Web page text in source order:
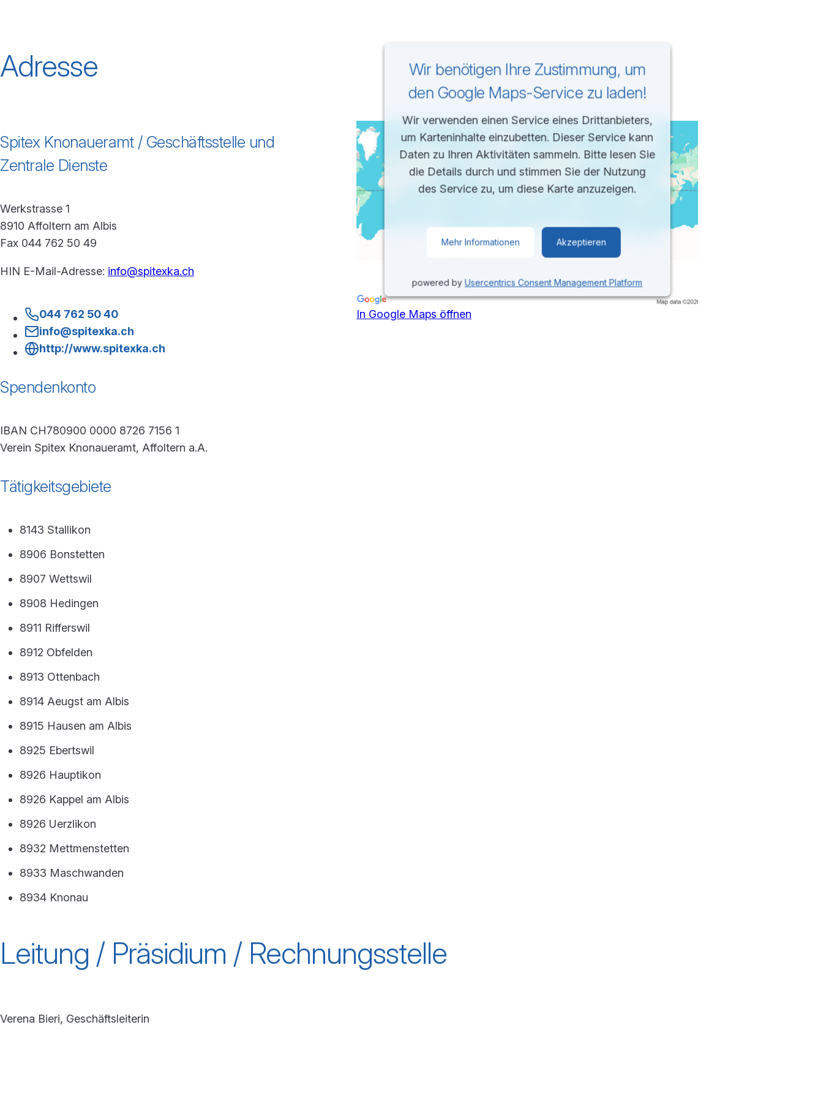
Adresse
Spitex Knonaueramt / Geschäftsstelle und
Zentrale Dienste
Werkstrasse 1
8910 Affoltern am Albis
Fax 044 762 50 49
HIN E-Mail-Adresse: info@spitexka.ch
044 762 50 40
info@spitexka.ch
http://www.spitexka.ch
Spendenkonto
IBAN CH780900 0000 8726 7156 1
Verein Spitex Knonaueramt, Affoltern a.A.
Tätigkeitsgebiete
8143 Stallikon
8906 Bonstetten
8907 Wettswil
8908 Hedingen
8911 Rifferswil
8912 Obfelden
8913 Ottenbach
8914 Aeugst am Albis
8915 Hausen am Albis
8925 Ebertswil
8926 Hauptikon
8926 Kappel am Albis
8926 Uerzlikon
8932 Mettmenstetten
8933 Maschwanden
8934 Knonau
Wir benötigen Ihre Zustimmung, um
den Google Maps-Service zu laden!
Wir verwenden einen Service eines Drittanbieters,
um Karteninhalte einzubetten. Dieser Service kann
Daten zu Ihren Aktivitäten sammeln. Bitte lesen Sie
die Details durch und stimmen Sie der Nutzung
des Service zu, um diese Karte anzuzeigen.
Mehr Informationen Akzeptieren
powered by Usercentrics Consent Management Platform
In Google Maps öffnen
Leitung / Präsidium / Rechnungsstelle
Verena Bieri, Geschäftsleiterin